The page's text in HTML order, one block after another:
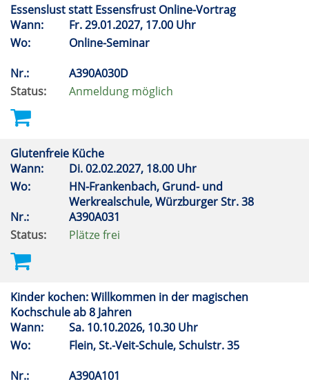
Essenslust statt Essensfrust Online-Vortrag
Wann:
Fr.29.01.2027, 17.00 Uhr
Wo:
Online-Seminar
Nr.:
A390A030D
Status:
Anmeldung möglich
Glutenfreie Küche
Wann:
Di.02.02.2027, 18.00 Uhr
Wo:
HN-Frankenbach, Grund- und
Werkrealschule, Würzburger Str. 38
Nr.:
A390A031
Status:
Plätze frei
Kinder kochen: Willkommen in der magischen
Kochschule ab 8 Jahren
Wann:
Sa. 10.10.2026, 10.30 Uhr
Wo:
Flein, St.-Veit-Schule, Schulstr. 35
Nr.:
A390A101